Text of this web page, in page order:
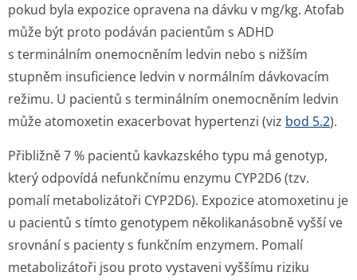
pokud byla expozice opravena na dávku v mg/kg. Atofab
může být proto podáván pacientům s ADHD
s terminálním onemocněním ledvin nebo s nižším
stupněm insuficience ledvin v normálním dávkovacím
režimu. U pacientů s terminálním onemocněním ledvin
může atomoxetin exacerbovat hypertenzi (viz bod 5.2).
Přibližně 7 % pacientů kavkazského typu má genotyp,
který odpovídá nefunkčnímu enzymu CYP2D6 (tzv.
pomalí metabolizátoři CYP2D6). Expozice atomoxetinu je
u pacientů s tímto genotypem několikanásobně vyšší ve
srovnání s pacienty s funkčním enzymem. Pomalí
metabolizátoři jsou proto vystaveni vyššímu riziku